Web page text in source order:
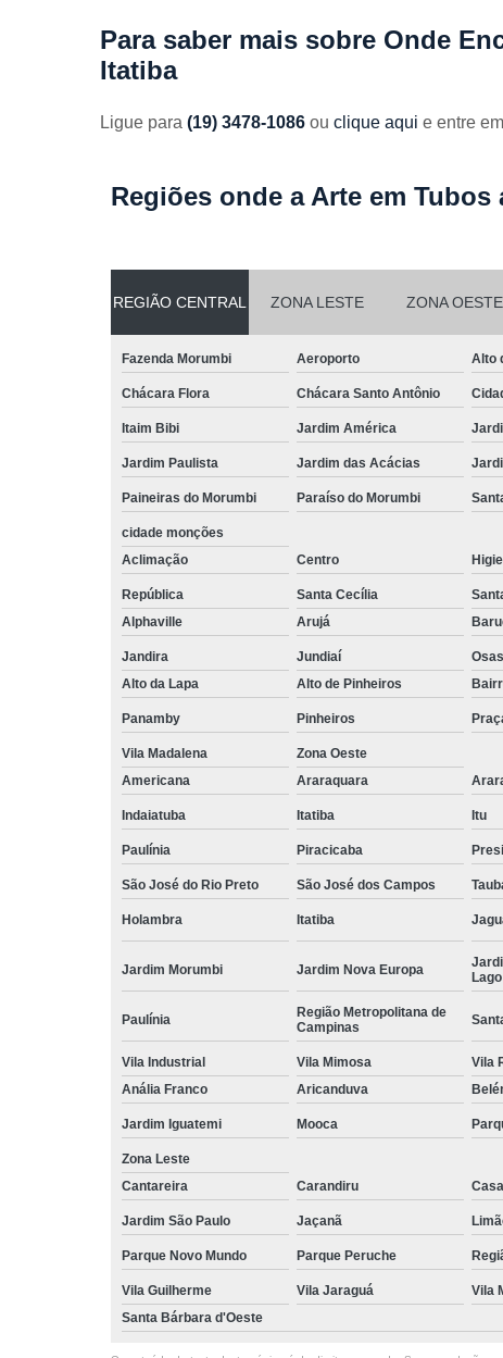
Serviços de
Para saber mais sobre Onde
Itatiba
Ligue para (19) 3478-1086 ou clique aqui e entre
Regiões onde a Arte em Tubos
REGIÃO CENTRAL ZONA LESTE ZONA OESTE
Fazenda Morumbi Aeroporto Alto
Chácara Flora Chácara Santo Antônio
Itaim Bibi Jardim América
Jardim Paulista Jardim das Acácias
Paineiras do Morumbi Paraíso do Morumbi
cidade monções
Aclimação
Centro
República Santa Cecília
Alphaville
Arujá
Jandira Jundiaí
Alto da Lapa
Alto de Pinheiros
Panamby Pinheiros
Vila Madalena
Zona Oeste
Americana
Araraquara
Indaiatuba Itatiba Itu
Paulínia Piracicaba
São José do Rio Preto São José dos Campos
Holambra Itatiba
Jardim Morumbi Jardim Nova Europa
Paulínia
Região Metropolitana de
Campinas
Vila Industrial Vila Mimosa Vila
Anália Franco
Aricanduva
Jardim Iguatemi Mooca
Zona Leste
Cantareira
Carandiru
Jardim São Paulo Jaçanã
Parque Novo Mundo Parque Peruche
Vila Guilherme Vila Jaraguá Vila
Santa Bárbara d'Oeste